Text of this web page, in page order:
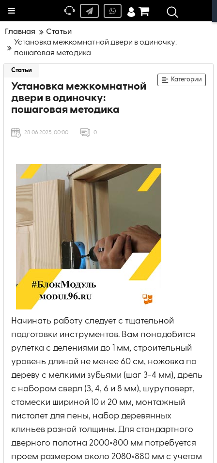
Главная
Статьи
Установка межкомнатной двери в одиночку:
пошаговая методика
Статьи
Установка межкомнатной
двери в одиночку:
пошаговая методика
Категории
28 06 2025, 00:00 0
Начинать работу следует с тщательной
подготовки инструментов. Вам понадобится
рулетка с делениями до 1 мм, строительный
уровень длиной не менее 60 см, ножовка по
дереву с мелкими зубьями (шаг 3-4 мм), дрель
с набором сверл (3, 4, 6 и 8 мм), шуруповерт,
стамески шириной 10 и 20 мм, монтажный
пистолет для пены, набор деревянных
клиньев разной толщины. Для стандартного
дверного полотна 2000×800 мм потребуется
проем размером около 2080×880 мм с учетом